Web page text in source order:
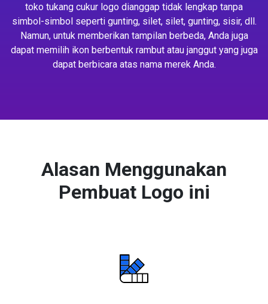
toko tukang cukur logo dianggap tidak lengkap tanpa
simbol-simbol seperti gunting, silet, silet, gunting, sisir, dll.
Namun, untuk memberikan tampilan berbeda, Anda juga
dapat memilih ikon berbentuk rambut atau janggut yang juga
dapat berbicara atas nama merek Anda.
Alasan Menggunakan
Pembuat Logo ini